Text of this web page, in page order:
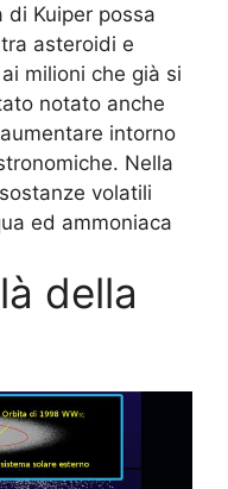
di Kuiper possa
asteroidi e
milioni che già si
notato anche
intorno
Nella
volatili
ed ammoniaca
della